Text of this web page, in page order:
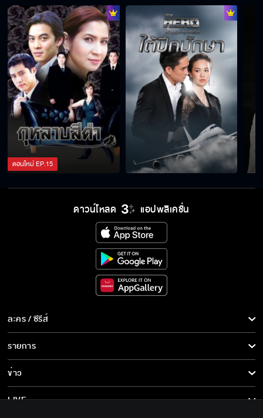
จะให้เรียกพี่ คุณ หรือว่าป้า
ยายจะอยู่ได้อีกนานแค่ไหน
ลาก่อน กลิ่นแก่
ไม่หึงแค่เป็นห่วง
ไม่กลัวติดไข้เหรอ
Behind The Scenes พฤษภา-ธันวา รักแท้แค่
มาเพราะคิดถึง
ตอนใหม่EP.15
ดาวน์โหลด แอปพลิเคชั่น
ละคร / ซีรีส์
ละคร/ซีรีส์
ซีรีส์นานาชาติ
การ์ตูน & เกม
รายการ
รายการทั้งหมด
ข่าว
ข่าวทั้งหมด
LIVE